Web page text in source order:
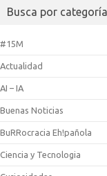
Busca por categoría
#15M
Actualidad
AI – IA
Buenas Noticias
BuRRocracia Eh!pañola
Ciencia y Tecnologia